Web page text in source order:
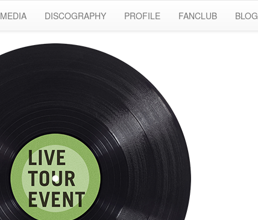
MEDIA DISCOGRAPHY PROFILE FANCLUB BLOG